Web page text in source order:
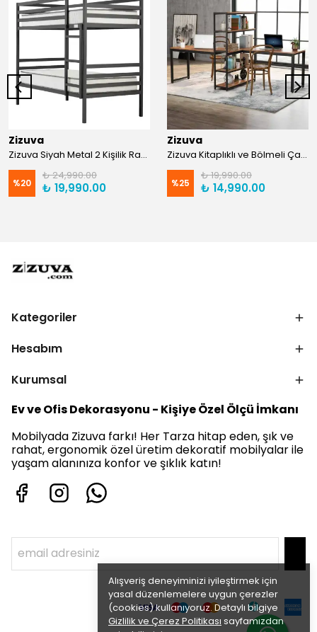
Alışveriş deneyiminizi iyileştirmek için
yasal düzenlemelere uygun çerezler
(cookies) kullanıyoruz. Detaylı bilgiye
Gizlilik ve Çerez Politikası sayfamızdan
Zizuva
Zizuva Siyah Metal 2 Kişilik Ranza | TR0011-F
%20
₺ 24,990.00
₺ 19,990.00
Zizuva
Zizuva Kitaplıklı ve Bölmeli Çalışma Masası | CM1021-F-Suntalam
%25
₺ 19,990.00
₺ 14,990.00
Kategoriler
Hesabım
Kurumsal
Ev ve Ofis Dekorasyonu - Kişiye Özel Ölçü İmkanı
Mobilyada Zizuva farkı! Her Tarza hitap eden, şık ve
rahat, ergonomik özel üretim dekoratif mobilyalar ile
yaşam alanınıza konfor ve şıklık katın!